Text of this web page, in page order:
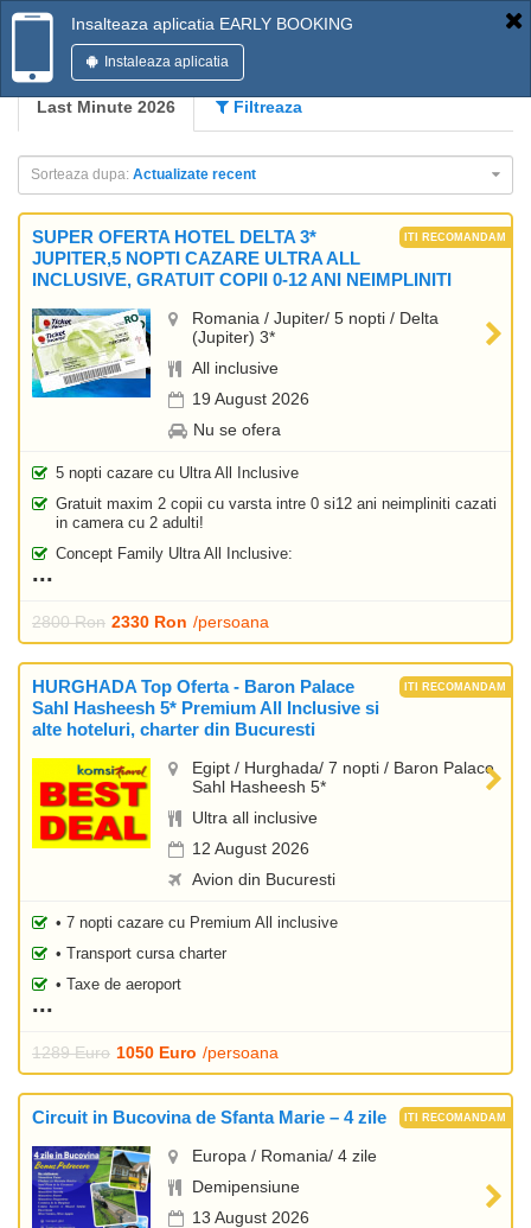
Insalteaza aplicatia EARLY BOOKING
Instaleaza aplicatia
Last Minute 2026 Filtreaza
Sorteaza dupa: Actualizate recent
SUPER OFERTA HOTEL DELTA 3*
JUPITER,5 NOPTI CAZARE ULTRA ALL
INCLUSIVE, GRATUIT COPII 0-12 ANI NEIMPLINITI
Romania / Jupiter/ 5 nopti / Delta
(Jupiter) 3*
All inclusive
19 August 2026
Nu se ofera
5 nopti cazare cu Ultra All Inclusive
Gratuit maxim 2 copii cu varsta intre 0 si12 ani neimpliniti cazati
in camera cu 2 adulti!
Concept Family Ultra All Inclusive:
2800 Ron 2330 Ron /persoana
HURGHADA Top Oferta - Baron Palace
Sahl Hasheesh 5* Premium All Inclusive si
alte hoteluri, charter din Bucuresti
Egipt / Hurghada/ 7 nopti / Baron Palace
Sahl Hasheesh 5*
Ultra all inclusive
12 August 2026
Avion din Bucuresti
• 7 nopti cazare cu Premium All inclusive
• Transport cursa charter
• Taxe de aeroport
1289 Euro 1050 Euro /persoana
Circuit in Bucovina de Sfanta Marie – 4 zile
Europa / Romania/ 4 zile
Demipensiune
13 August 2026